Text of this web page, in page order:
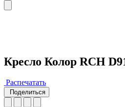
Кресло Колор RCH
Распечатать
Поделиться